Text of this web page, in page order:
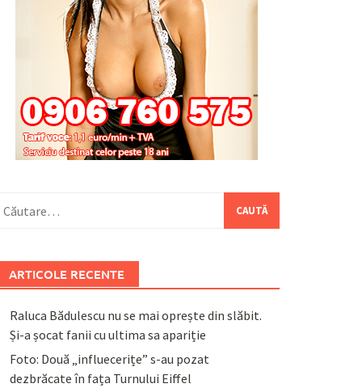
după:
ARTICOLE RECENTE
Raluca Bădulescu nu se mai oprește din slăbit.
Și-a șocat fanii cu ultima sa apariție
Foto: Două „influecerițe” s-au pozat
dezbrăcate în fața Turnului Eiffel